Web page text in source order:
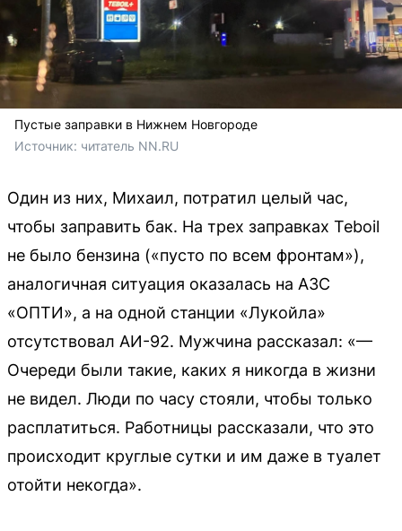
Пустые заправки в Нижнем Новгороде
Источник: читатель NN.RU
Один из них, Михаил, потратил целый час,
чтобы заправить бак. На трех заправках Teboil
не было бензина («пусто по всем фронтам»),
аналогичная ситуация оказалась на АЗС
«ОПТИ», а на одной станции «Лукойла»
отсутствовал АИ-92. Мужчина рассказал: «—
Очереди были такие, каких я никогда в жизни
не видел. Люди по часу стояли, чтобы только
расплатиться. Работницы рассказали, что это
происходит круглые сутки и им даже в туалет
отойти некогда».